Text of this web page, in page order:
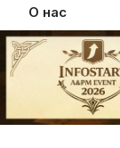
О нас